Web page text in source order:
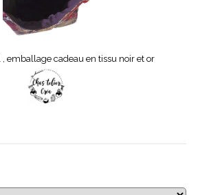
, emballage cadeau en tissu noir et or